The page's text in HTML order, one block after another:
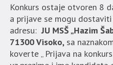
Konkurs ostaje otvoren 8
a prijave se mogu
adresu:JU MSŠ „Hazim
71300 Visoko, sa
koverte „ Prijava na